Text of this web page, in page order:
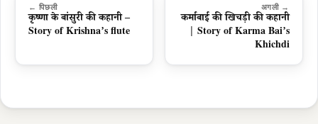
← पिछली
कृष्णा के बांसुरी की कहानी –
Story of Krishna’s flute
अगली →
कर्माबाई की खिचड़ी की कहानी
| Story of Karma Bai’s
Khichdi